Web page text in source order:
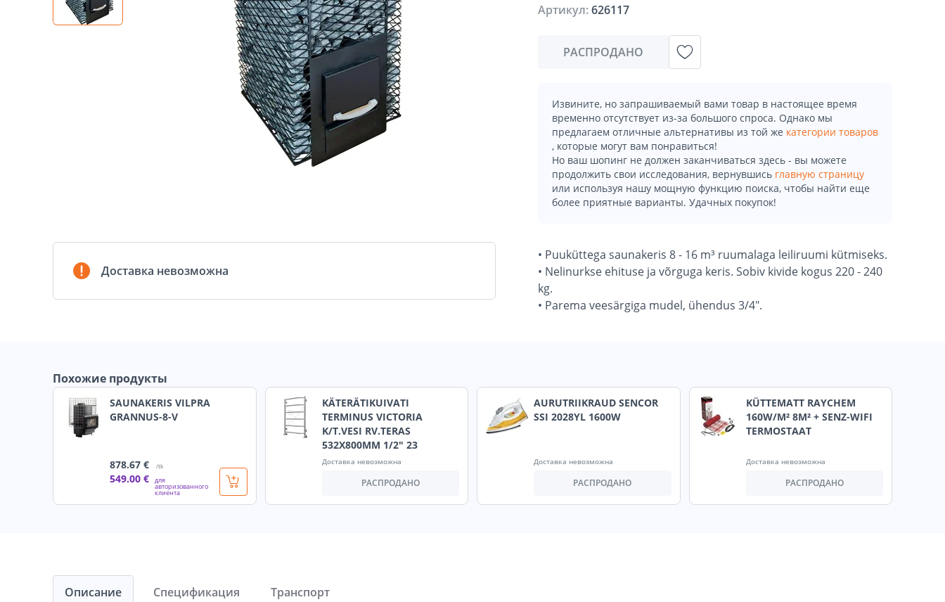
Доставка невозможна
Артикул:626117
РАСПРОДАНО
Извините, но запрашиваемый вами товар в настоящее время
временно отсутствует из-за большого спроса. Однако мы
предлагаем отличные альтернативы из той же категории товаров
, которые могут вам понравиться!
Но ваш шопинг не должен заканчиваться здесь - вы можете
продолжить свои исследования, вернувшись главную страницу
или используя нашу мощную функцию поиска, чтобы найти еще
более приятные варианты. Удачных покупок!
• Puuküttega saunakeris 8 - 16 m³ ruumalaga leiliruumi kütmiseks.
• Nelinurkse ehituse ja võrguga keris. Sobiv kivide kogus 220 - 240
kg.
• Parema veesärgiga mudel, ühendus 3/4".
Похожие продукты
SAUNAKERIS VILPRA
GRANNUS-8-V
878.67 € /tk
549.00 € для
авторизованного
клиента
KÄTERÄTIKUIVATI
TERMINUS VICTORIA
K/T.VESI RV.TERAS
532X800MM 1/2" 23
Доставка невозможна
РАСПРОДАНО
AURUTRIIKRAUD SENCOR
SSI 2028YL 1600W
Доставка невозможна
РАСПРОДАНО
KÜTTEMATT RAYCHEM
160W/M² 8M² + SENZ-WIFI
TERMOSTAAT
Доставка невозможна
РАСПРОДАНО
Описание Спецификация Транспорт